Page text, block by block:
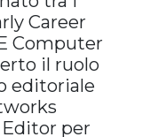
Career
Computer
il ruolo
editoriale
Editor per